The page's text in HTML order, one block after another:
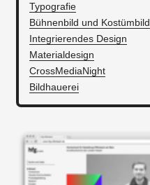
Typografie
Bühnenbild und Kostümbild
Integrierendes Design
Materialdesign
CrossMediaNight
Bildhauerei